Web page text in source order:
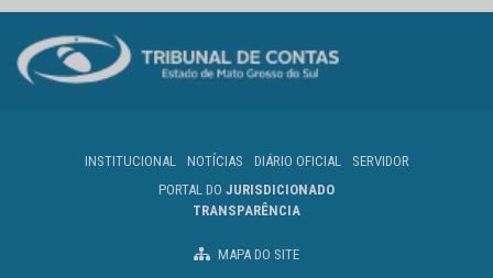
INSTITUCIONAL NOTÍCIAS DIÁRIO OFICIAL
SERVIDOR
PORTAL DO JURISDICIONADO
TRANSPARÊNCIA
MAPA DO SITE